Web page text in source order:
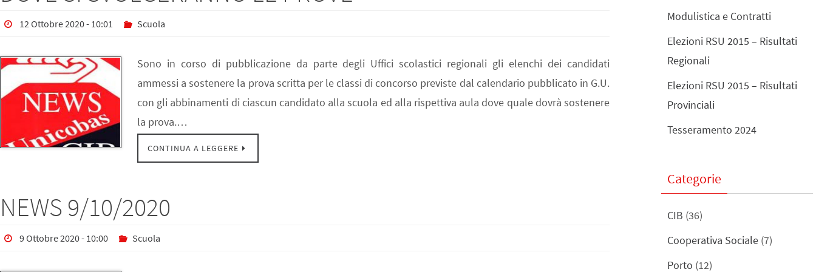
12 Ottobre 2020 - 10:01 Scuola
Sono in corso di pubblicazione da parte degli Uffici scolastici regionali gli elenchi dei candidati
ammessi a sostenere la prova scritta per le classi di concorso previste dal calendario pubblicato in G.U.
con gli abbinamenti di ciascun candidato alla scuola ed alla rispettiva aula dove quale dovrà sostenere
la prova.…
CONTINUA A LEGGERE
NEWS 9/10/2020
9 Ottobre 2020 - 10:00 Scuola
Modulistica e Contratti
Elezioni RSU 2015 – Risultati
Regionali
Elezioni RSU 2015 – Risultati
Provinciali
Tesseramento 2024
Categorie
CIB (36)
Cooperativa Sociale (7)
Porto (12)